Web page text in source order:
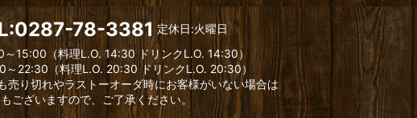
78-3381定休日:火曜日
15:00（料理L.O. 14:30 ドリンクL.O. 14:30）
22:30（料理L.O. 20:30 ドリンクL.O. 20:30）
売り切れやラストーオーダ時にお客様がいない場合は
ございますので、ご了承ください。